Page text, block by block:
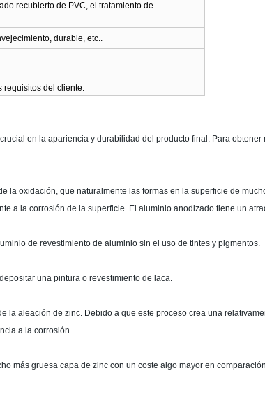
recubierto de PVC, el tratamiento de
durable, etc..
requisitos del cliente.
en la apariencia y durabilidad del producto final. Para
la oxidación, que naturalmente las formas en la superficie de
a la corrosión de la superficie. El aluminio anodizado tiene un
de revestimiento de aluminio sin el uso de tintes y pigmentos.
una pintura o revestimiento de laca.
la aleación de zinc. Debido a que este proceso crea una
a la corrosión.
más gruesa capa de zinc con un coste algo mayor en